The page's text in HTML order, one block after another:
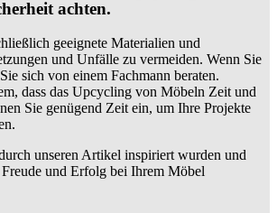
achten.
geeignete Materialien und
und Unfälle zu vermeiden. Wenn Sie
sich von einem Fachmann beraten.
dass das Upcycling von Möbeln Zeit und
Sie genügend Zeit ein, um Ihre Projekte
unseren Artikel inspiriert wurden und
und Erfolg bei Ihrem Möbel